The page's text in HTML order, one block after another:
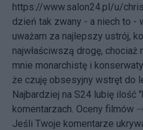
https://www.salon24.pl/u/
dzień tak zwany - a niech to -
uważam za najlepszy ustrój,
najwłaściwszą drogę,
mnie monarchistę i
że czuję obsesyjny wstręt do
Najbardziej na S24 lubię ilość
komentarzach. Oceny filmów
Jeśli Twoje komentarze